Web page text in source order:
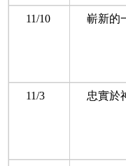
11/10 嶄新的
11/3 忠實於